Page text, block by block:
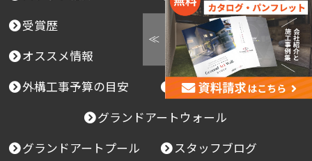
がある場合を除き、お客様の個人情報を第三者に
提供・開示いたしません。
当社は、お客様から同意いただいた利用目的を達
成するために、当社より業務委託先に対してお客
様の個人情報を開示する場合には、当社と同様の
により義務付け、これを実施させるなど、適切な
受賞歴
施工事例
オススメ情報
工事の流れ
外構工事予算の目安
エクステリア基礎講座
グランドアートウォール
グランドアートプール
スタッフブログ